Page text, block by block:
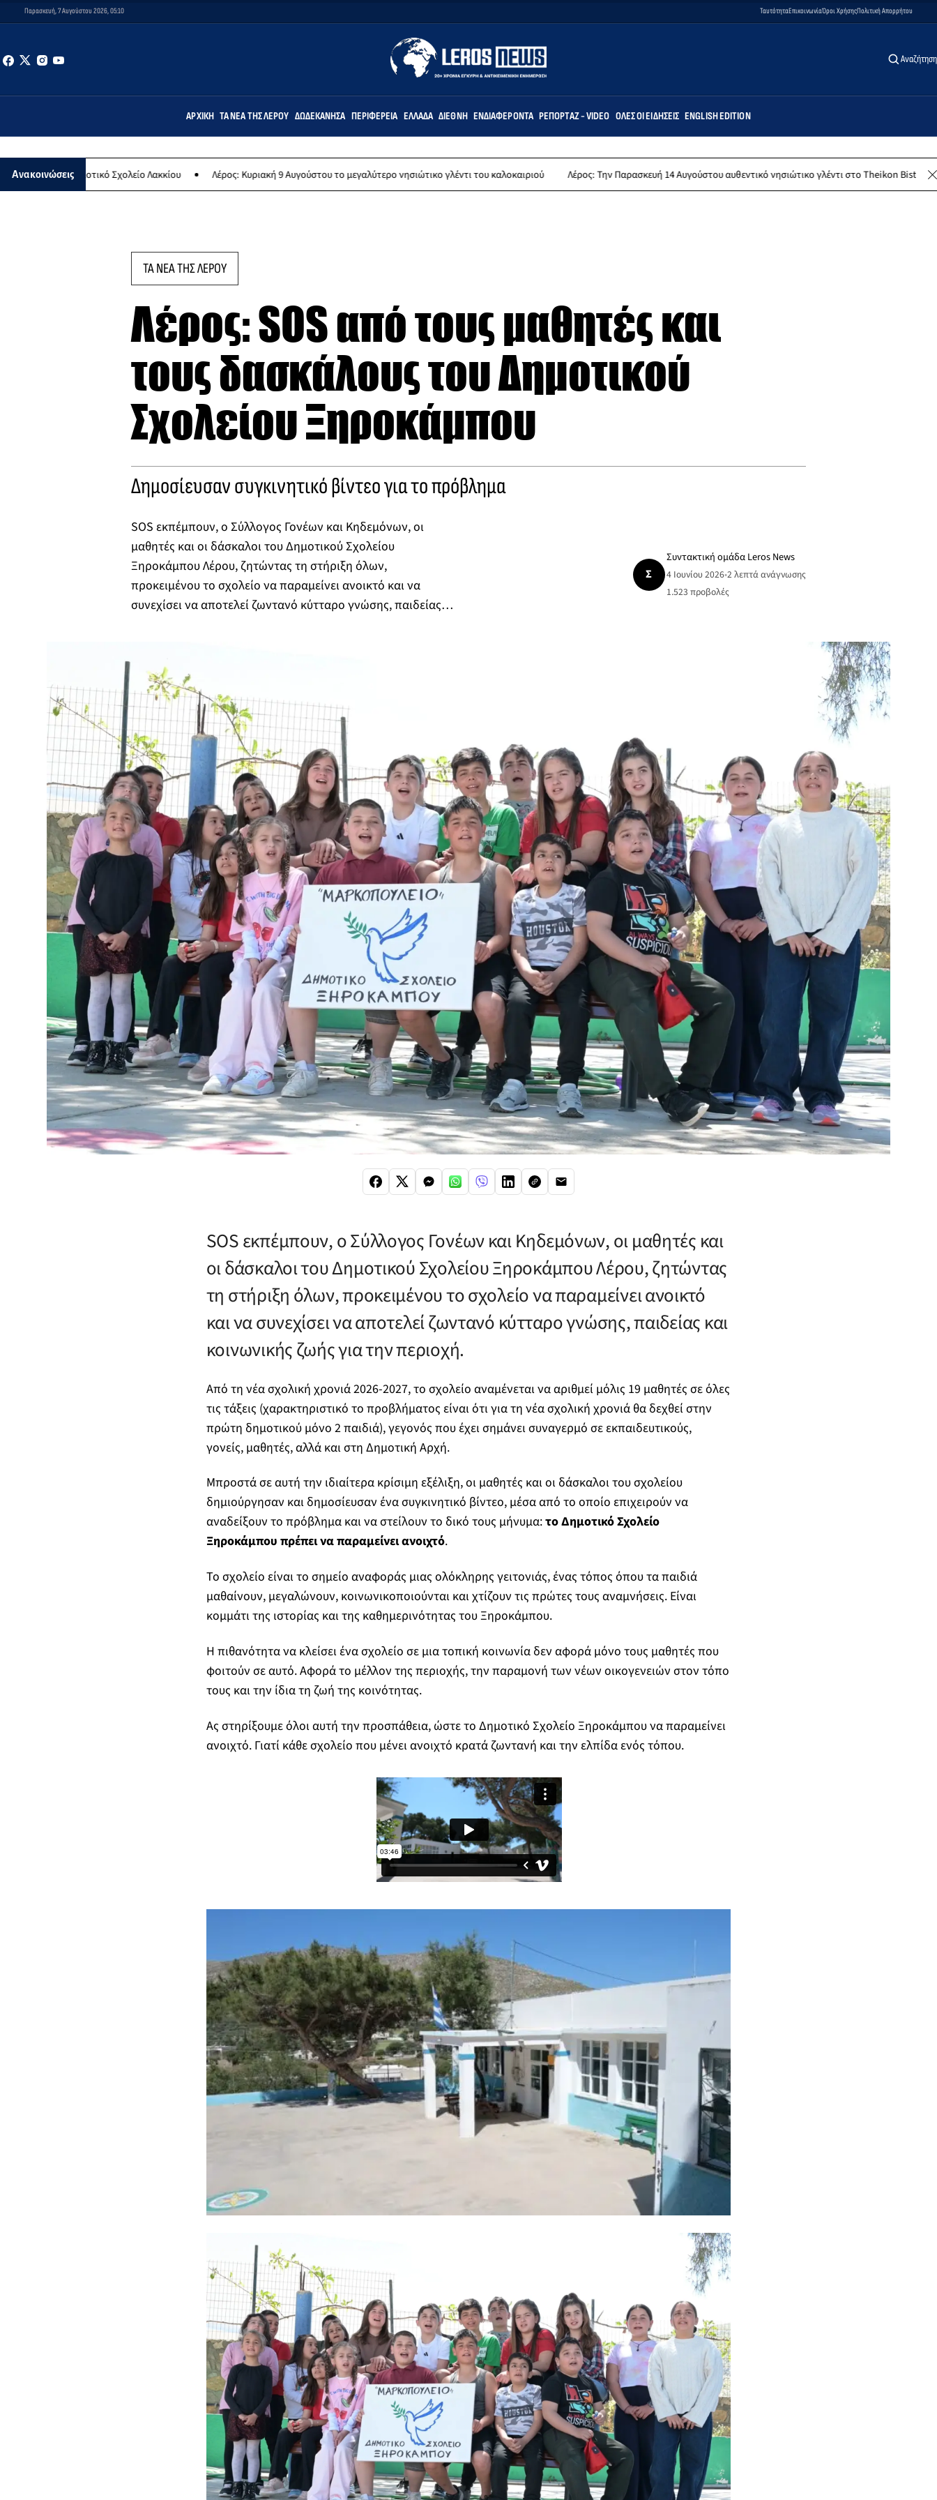
Παρασκευή, 7 Αυγούστου 2026, 05:10 ΤαυτότηταΕπικοινωνίαΌροι ΧρήσηςΠολιτική Απορρήτου
Αναζήτηση
ΑΡΧΙΚΉ ΤΑ ΝΈΑ ΤΗΣ ΛΈΡΟΥ ΔΩΔΕΚΆΝΗΣΑ ΠΕΡΙΦΈΡΕΙΑ ΕΛΛΆΔΑ ΔΙΕΘΝΉ ΕΝΔΙΑΦΈΡΟΝΤΑ ΡΕΠΟΡΤΆΖ - VIDEO ΌΛΕΣ ΟΙ ΕΙΔΉΣΕΙΣ ENGLISH EDITION
Ανακοινώσεις
Σχολείο Λακκίου Λέρος: Κυριακή 9 Αυγούστου το μεγαλύτερο νησιώτικο γλέντι του καλοκαιριού Λέρος: Την Παρασκευή 14 Αυγούστου αυθεντικό νησιώτικο γλέντι στο Theikon Bistro Restaurant!
ΤΑ ΝΕΑ ΤΗΣ ΛΕΡΟΥ
Λέρος: SOS από τους μαθητές και
τους δασκάλους του Δημοτικού
Σχολείου Ξηροκάμπου
Δημοσίευσαν συγκινητικό βίντεο για το πρόβλημα
SOS εκπέμπουν, ο Σύλλογος Γονέων και Κηδεμόνων, οι
μαθητές και οι δάσκαλοι του Δημοτικού Σχολείου
Ξηροκάμπου Λέρου, ζητώντας τη στήριξη όλων,
προκειμένου το σχολείο να παραμείνει ανοικτό και να
συνεχίσει να αποτελεί ζωντανό κύτταρο γνώσης, παιδείας…
Σ
Συντακτική ομάδα Leros News
4 Ιουνίου 2026•2 λεπτά ανάγνωσης
1.523 προβολές
SOS εκπέμπουν, ο Σύλλογος Γονέων και Κηδεμόνων, οι μαθητές και
οι δάσκαλοι του Δημοτικού Σχολείου Ξηροκάμπου Λέρου, ζητώντας
τη στήριξη όλων, προκειμένου το σχολείο να παραμείνει ανοικτό
και να συνεχίσει να αποτελεί ζωντανό κύτταρο γνώσης, παιδείας και
κοινωνικής ζωής για την περιοχή.
Από τη νέα σχολική χρονιά 2026-2027, το σχολείο αναμένεται να αριθμεί μόλις 19 μαθητές σε όλες
τις τάξεις (χαρακτηριστικό το προβλήματος είναι ότι για τη νέα σχολική χρονιά θα δεχθεί στην
πρώτη δημοτικού μόνο 2 παιδιά), γεγονός που έχει σημάνει συναγερμό σε εκπαιδευτικούς,
γονείς, μαθητές, αλλά και στη Δημοτική Αρχή.
Μπροστά σε αυτή την ιδιαίτερα κρίσιμη εξέλιξη, οι μαθητές και οι δάσκαλοι του σχολείου
δημιούργησαν και δημοσίευσαν ένα συγκινητικό βίντεο, μέσα από το οποίο επιχειρούν να
αναδείξουν το πρόβλημα και να στείλουν το δικό τους μήνυμα:το Δημοτικό Σχολείο
Ξηροκάμπου πρέπει να παραμείνει ανοιχτό.
Το σχολείο είναι το σημείο αναφοράς μιας ολόκληρης γειτονιάς, ένας τόπος όπου τα παιδιά
μαθαίνουν, μεγαλώνουν, κοινωνικοποιούνται και χτίζουν τις πρώτες τους αναμνήσεις. Είναι
κομμάτι της ιστορίας και της καθημερινότητας του Ξηροκάμπου.
Η πιθανότητα να κλείσει ένα σχολείο σε μια τοπική κοινωνία δεν αφορά μόνο τους μαθητές που
φοιτούν σε αυτό. Αφορά το μέλλον της περιοχής, την παραμονή των νέων οικογενειών στον τόπο
τους και την ίδια τη ζωή της κοινότητας.
Ας στηρίξουμε όλοι αυτή την προσπάθεια, ώστε το Δημοτικό Σχολείο Ξηροκάμπου να παραμείνει
ανοιχτό. Γιατί κάθε σχολείο που μένει ανοιχτό κρατά ζωντανή και την ελπίδα ενός τόπου.